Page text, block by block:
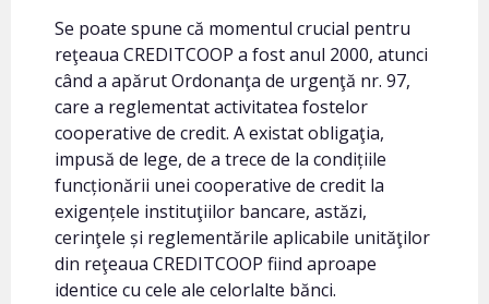
Se poate spune că momentul crucial pentru
reţeaua CREDITCOOP a fost anul 2000, atunci
când a apărut Ordonanţa de urgenţă nr. 97,
care a reglementat activitatea fostelor
cooperative de credit. A existat obligaţia,
impusă de lege, de a trece de la condițiile
funcționării unei cooperative de credit la
exigențele instituţiilor bancare, astăzi,
cerinţele și reglementările aplicabile unităţilor
din reţeaua CREDITCOOP fiind aproape
identice cu cele ale celorlalte bănci.